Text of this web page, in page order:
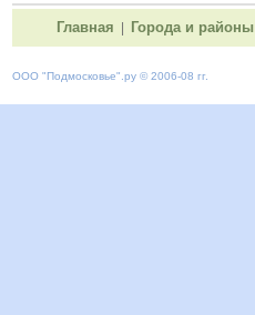
Главная Города и районы
ООО "Подмосковье" .ру © 2006-08 гг.